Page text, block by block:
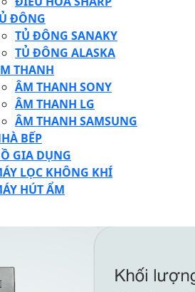
ĐÔNG
TỦ ĐÔNG SANAKY
TỦ ĐÔNG ALASKA
THANH
ÂM THANH SONY
ÂM THANH LG
ÂM THANH SAMSUNG
BẾP
GIA DỤNG
LỌC KHÔNG KHÍ
HÚT ẨM